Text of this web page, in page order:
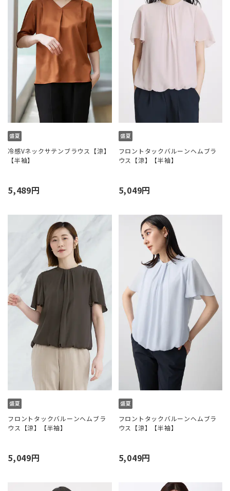
冷感Vネックサテンブラウス【涼】
【半袖】
5,489円
フロントタックバルーンヘムブラ
ウス【涼】【半袖】
5,049円
フロントタックバルーンヘムブラ
ウス【涼】【半袖】
5,049円
フロントタックバルーンヘムブラ
ウス【涼】【半袖】
5,049円